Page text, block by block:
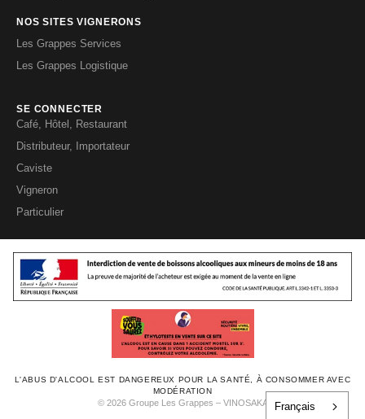
NOS SITES VIGNERONS
Les Grappes Services
Les Grappes Logistique
SE CONNECTER
Café, Hôtel, Restaurant
Distributeur, Importateur
Caviste
Vigneron
Particulier
L'ABUS D'ALCOOL EST DANGEREUX POUR LA SANTÉ, À CONSOMMER AVEC
MODÉRATION
© 2026 Groupe Les Grappes – VINOSAKA Français